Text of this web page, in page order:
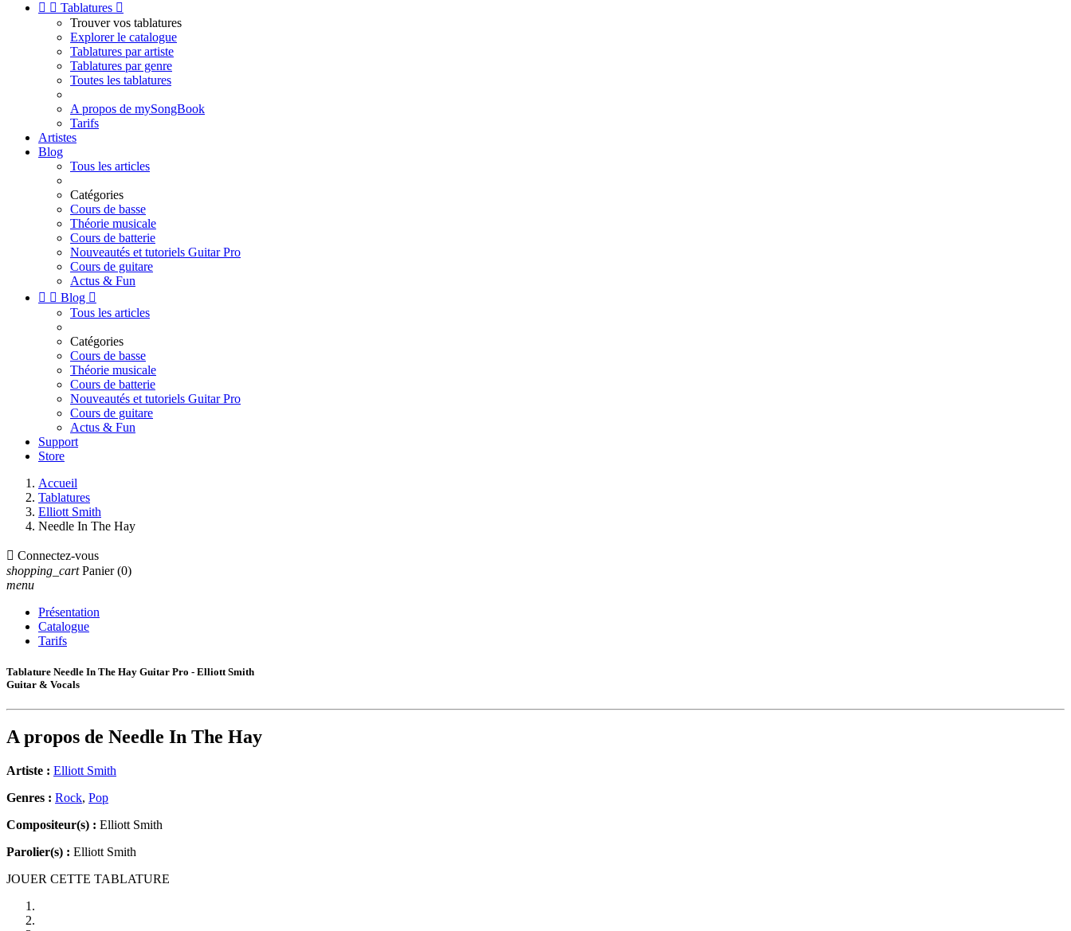
  Tablatures 
Trouver vos tablatures
Explorer le catalogue
Tablatures par artiste
Tablatures par genre
Toutes les tablatures
A propos de mySongBook
Tarifs
Artistes
Blog
Tous les articles
Catégories
Cours de basse
Théorie musicale
Cours de batterie
Nouveautés et tutoriels Guitar Pro
Cours de guitare
Actus & Fun
  Blog 
Tous les articles
Catégories
Cours de basse
Théorie musicale
Cours de batterie
Nouveautés et tutoriels Guitar Pro
Cours de guitare
Actus & Fun
Support
Store
Accueil
Tablatures
Elliott Smith
Needle In The Hay
 Connectez-vous
shopping_cart Panier (0)
menu
Présentation
Catalogue
Tarifs
Tablature Needle In The Hay Guitar Pro - Elliott Smith
Guitar & Vocals
A propos de Needle In The Hay
Artiste : Elliott Smith
Genres : Rock, Pop
Compositeur(s) : Elliott Smith
Parolier(s) : Elliott Smith
JOUER CETTE TABLATURE